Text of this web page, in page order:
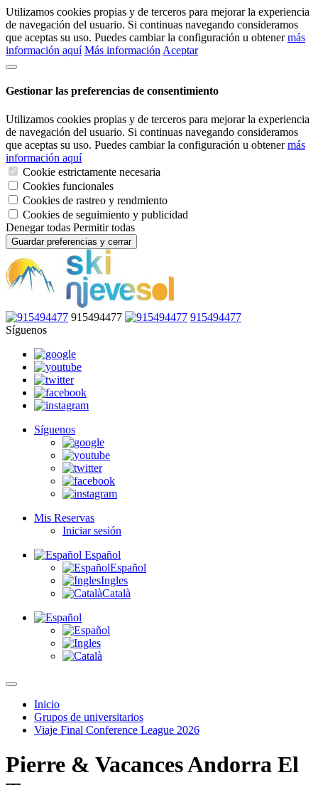
Utilizamos cookies propias y de terceros para mejorar la experiencia
de navegación del usuario. Si continuas navegando consideramos
que aceptas su uso. Puedes cambiar la configuración u obtenermás
información aquí Más información Aceptar
Gestionar las preferencias de consentimiento
Utilizamos cookies propias y de terceros para mejorar la experiencia
de navegación del usuario. Si continuas navegando consideramos
que aceptas su uso. Puedes cambiar la configuración u obtenermás
información aquí
Cookie estrictamente necesaria
Cookies funcionales
Cookies de rastreo y rendmiento
Cookies de seguimiento y publicidad
Denegar todas Permitir todas
Guardar preferencias y cerrar
915494477
915494477
Síguenos
Síguenos
Mis Reservas
Iniciar sesión
Español
Español
Ingles
Català
Inicio
Grupos de universitarios
Viaje Final Conference League 2026
Pierre & Vacances Andorra El